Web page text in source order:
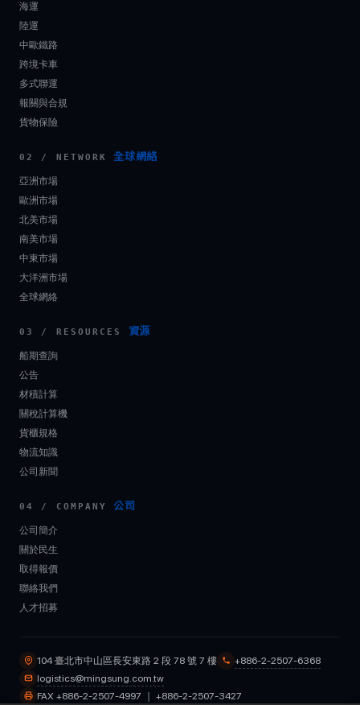
海運
陸運
中歐鐵路
跨境卡車
多式聯運
報關與合規
貨物保險
02 / NETWORK 全球網絡
亞洲市場
歐洲市場
北美市場
南美市場
中東市場
大洋洲市場
全球網絡
03 / RESOURCES 資源
船期查詢
公告
材積計算
關稅計算機
貨櫃規格
物流知識
公司新聞
04 / COMPANY 公司
公司簡介
關於民生
取得報價
聯絡我們
人才招募
104 臺北市中山區長安東路 2 段 78 號 7 樓
+886-2-2507-6368
logistics@mingsung.com.tw
FAX +886-2-2507-4997 ｜ +886-2-2507-3427